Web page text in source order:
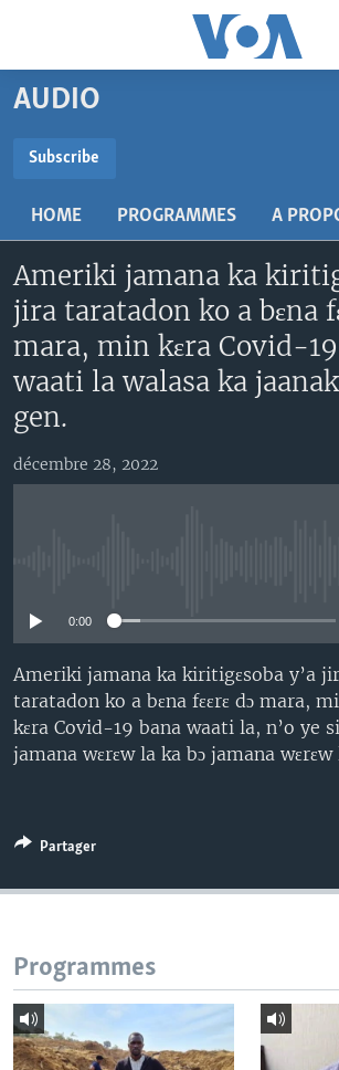
Menu
principal
navigation
principale
Retour
la
recherche
MALI KURA
RADIO
AN BA FO!
FARAFINA FOLI
Learning English
SUIVEZ-NOUS
Langues
AUDIO
Subscribe
S'abonner
HOME PROGRAMMES A
Ameriki jamana ka
jira taratadon ko a bɛna
mara, min kɛra Covid-
waati la walasa ka
gen.
décembre 28, 2022
0:00
Ameriki jamana ka kiritigɛsoba y’a
taratadon ko a bɛna fɛɛrɛ dɔ mara,
kɛra Covid-19 bana waati la, n’o ye
jamana wɛrɛw la ka bɔ jamana
Partager
Programmes